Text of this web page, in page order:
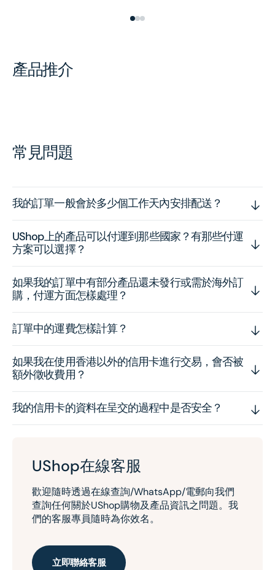
產品推介
常見問題
我的訂單一般會於多少個工作天內安排配送？
UShop上的產品可以付運到那些國家？有那些付運
方案可以選擇？
如果我的訂單中有部分產品還未發行或需於海外訂
購，付運方面怎樣處理？
訂單中的運費怎樣計算？
如果我在使用香港以外的信用卡進行交易，會否被
額外徵收費用？
我的信用卡的資料在呈交的過程中是否安全？
UShop在線客服
歡迎隨時透過在線查詢/WhatsApp/電郵向我們
查詢任何關於UShop購物及產品資訊之問題。我
們的客服專員隨時為你效名。
立即聯絡客服